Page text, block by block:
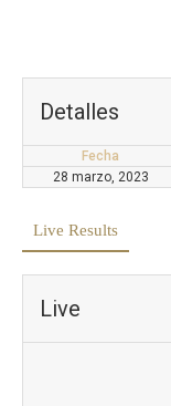
Detalles
Fecha
28 marzo, 2023
Live Results
Live